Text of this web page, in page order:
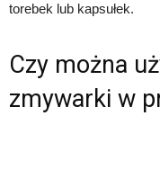
torebek lub kapsułek.
Czy można
zmywarki w